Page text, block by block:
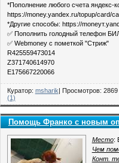
*Пополнение любого счета яндекс-
https://money.yandex.ru/topup/card/
*Другие способы: https://
✅ Пополнить голодный телефон
✅ Webmoney с пометкой "Стриж"
R425559473014
Z371740614970
E175667220066
Куратор: msharik| Просмотров: 2869
(1)
Помощь Франко с новым
Место:
Чем
Конт.